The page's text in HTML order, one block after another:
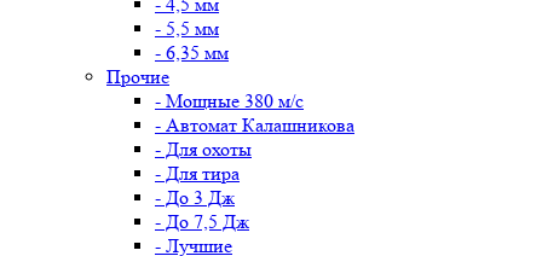
- 5,5 мм
- 6,35 мм
Прочие
- Мощные 380 м/с
- Автомат Калашникова
- Для охоты
- Для тира
- До 3 Дж
- До 7,5 Дж
- Лучшие